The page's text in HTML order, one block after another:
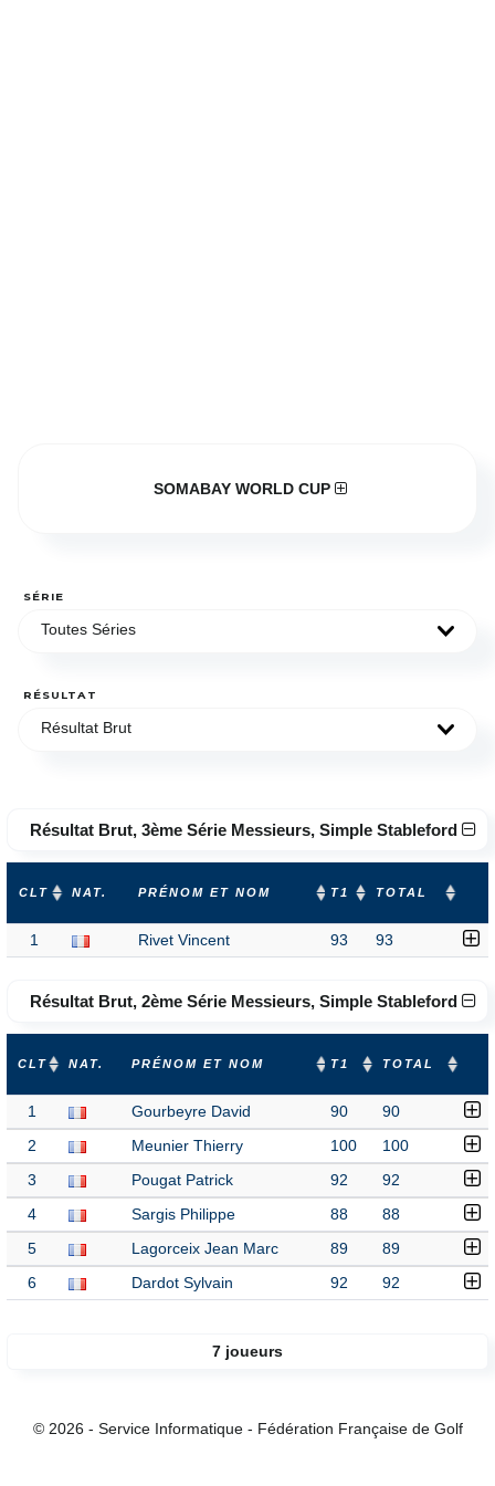
SOMABAY WORLD CUP
SÉRIE
Toutes Séries
RÉSULTAT
Résultat Brut
Résultat Brut, 3ème Série Messieurs, Simple Stableford
CLT NAT. PRÉNOM ET NOM T1 TOTAL
1 Rivet Vincent 93 93
Résultat Brut, 2ème Série Messieurs, Simple Stableford
CLT NAT. PRÉNOM ET NOM T1 TOTAL
1 Gourbeyre David 90 90
2 Meunier Thierry 100 100
3 Pougat Patrick 92 92
4 Sargis Philippe 88 88
5 Lagorceix Jean Marc 89 89
6 Dardot Sylvain 92 92
7 joueurs
© 2026 - Service Informatique - Fédération Française de Golf